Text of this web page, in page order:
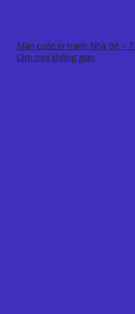
Màn cuốn in tranh Nhà Bè –
tầm mọi không gian